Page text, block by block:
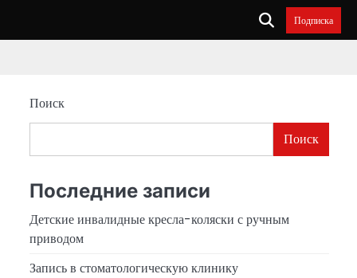
Подписка
Поиск
Поиск
Последние записи
Детские инвалидные кресла-коляски с ручным
приводом
Запись в стоматологическую клинику